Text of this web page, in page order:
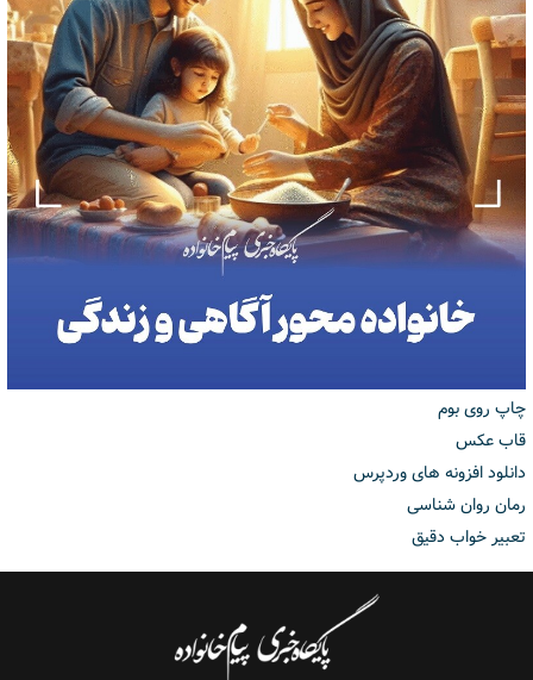
چاپ روی بوم
قاب عکس
دانلود افزونه های وردپرس
رمان روان شناسی
تعبیر خواب دقیق